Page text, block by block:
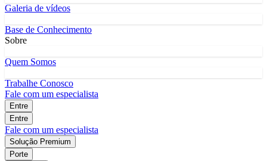
Galeria de vídeos
Base de Conhecimento
Sobre
Quem Somos
Trabalhe Conosco
Fale com um especialista
Entre
Entre
Fale com um especialista
Solução Premium
Porte